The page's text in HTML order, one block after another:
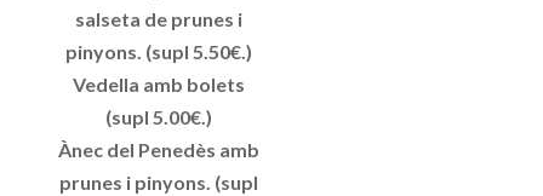
salseta de prunes i
pinyons. (supl 5.50€.)
Vedella amb bolets
(supl 5.00€.)
Ànec del Penedès amb
prunes i pinyons. (supl